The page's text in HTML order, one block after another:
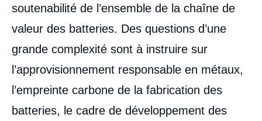
soutenabilité de l’ensemble de la chaîne de
valeur des batteries. Des questions d’une
grande complexité sont à instruire sur
l’approvisionnement responsable en métaux,
l’empreinte carbone de la fabrication des
batteries, le cadre de développement des